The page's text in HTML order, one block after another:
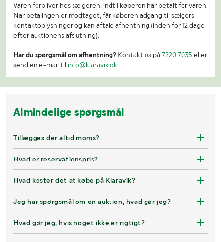
Varen forbliver hos sælgeren, indtil køberen har betalt for varen.
Når betalingen er modtaget, får køberen adgang til sælgers
kontaktoplysninger og kan aftale afhentning (inden for 12 dage
efter auktionens afslutning).
Har du spørgsmål om afhentning? Kontakt os på 7220 7035 eller
send en e-mail til info@klaravik.dk
Almindelige spørgsmål
Tillægges der altid moms?
Hvad er reservationspris?
Hvad koster det at købe på Klaravik?
Jeg har spørgsmål om en auktion, hvad gør jeg?
Hvad gør jeg, hvis noget ikke er rigtigt?